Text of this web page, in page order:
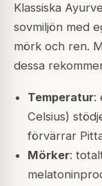
Klassiska
sovmiljön med
mörk och ren.
dessa
Temperatur:
Celsius)
förvärrar
Mörker: